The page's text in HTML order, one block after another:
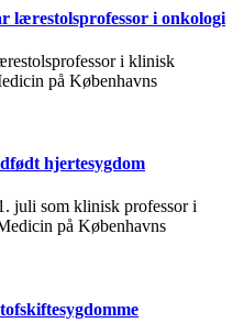
lærestolsprofessor i onkologi
i klinisk
på Københavns
hjertesygdom
juli som klinisk professor i
på Københavns